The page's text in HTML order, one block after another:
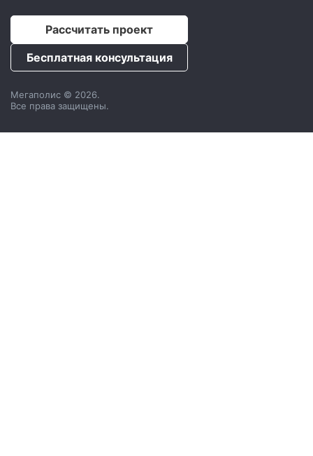
Рассчитать проект
Бесплатная консультация
Мегаполис © 2026.
Все права защищены.